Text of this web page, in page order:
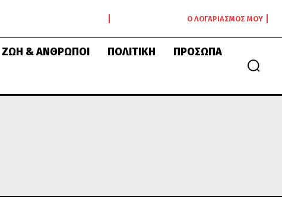
Ο ΛΟΓΑΡΙΑΣΜΌΣ ΜΟΥ
ΖΩΉ & ΆΝΘΡΩΠΟΙ ΠΟΛΙΤΙΚΉ ΠΡΌΣΩΠΑ